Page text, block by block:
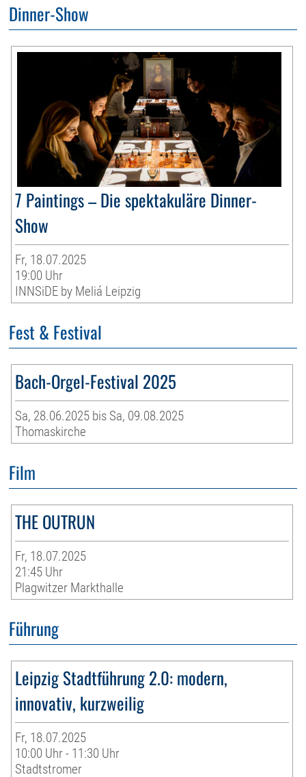
Dinner-Show
7 Paintings – Die spektakuläre Dinner-
Show
Fr, 18.07.2025
19:00 Uhr
INNSiDE by Meliá Leipzig
Fest & Festival
Bach-Orgel-Festival 2025
Sa, 28.06.2025 bis Sa, 09.08.2025
Thomaskirche
Film
THE OUTRUN
Fr, 18.07.2025
21:45 Uhr
Plagwitzer Markthalle
Führung
Leipzig Stadtführung 2.0: modern,
innovativ, kurzweilig
Fr, 18.07.2025
10:00 Uhr - 11:30 Uhr
Stadtstromer